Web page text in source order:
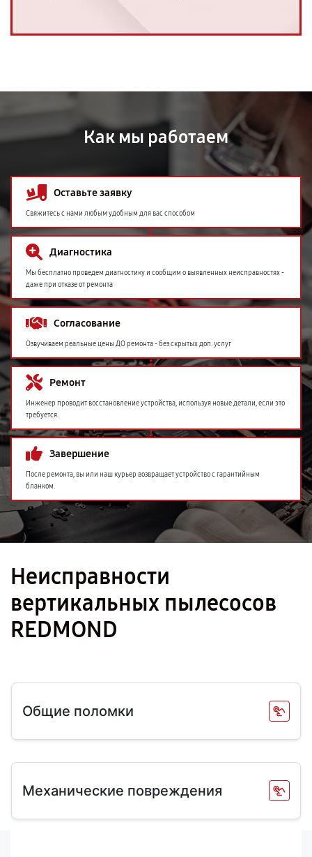
Как мы работаем
Оставьте заявку
Свяжитесь с нами любым удобным для вас способом
Диагностика
Мы бесплатно проведем диагностику и сообщим о выявленных неисправностях -
даже при отказе от ремонта
Согласование
Озвучиваем реальные цены ДО ремонта - без скрытых доп. услуг
Ремонт
Инженер проводит восстановление устройства, используя новые детали, если это
требуется.
Завершение
После ремонта, вы или наш курьер возвращает устройство с гарантийным
бланком.
Неисправности
вертикальных пылесосов
REDMOND
Общие поломки
Механические повреждения